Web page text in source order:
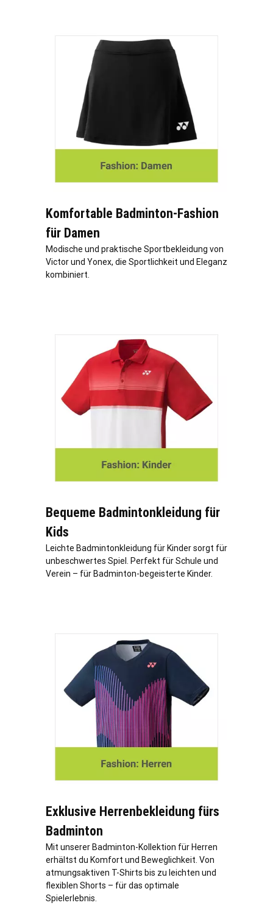
Komfortable Badminton-Fashion
für Damen
Modische und praktische Sportbekleidung von
Victor und Yonex, die Sportlichkeit und Eleganz
kombiniert.
Bequeme Badmintonkleidung für
Kids
Leichte Badmintonkleidung für Kinder sorgt für
unbeschwertes Spiel. Perfekt für Schule und
Verein – für Badminton-begeisterte Kinder.
Exklusive Herrenbekleidung fürs
Badminton
Mit unserer Badminton-Kollektion für Herren
erhältst du Komfort und Beweglichkeit. Von
atmungsaktiven T-Shirts bis zu leichten und
flexiblen Shorts – für das optimale
Spielerlebnis.